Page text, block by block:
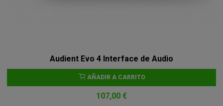
Audient Evo 4 Interface de Audio
AÑADIR A CARRITO
107,00 €